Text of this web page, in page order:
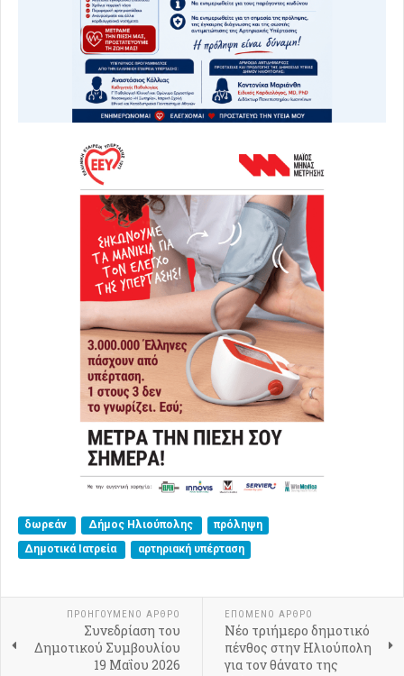
δωρεάν Δήμος Ηλιούπολης
πρόληψη
Δημοτικά Ιατρεία
αρτηριακή υπέρταση
ΠΡΟΗΓΟΎΜΕΝΟ ΑΡΘΡΟ
Συνεδρίαση του
Δημοτικού Συμβουλίου
19 Μαΐου 2026
ΕΠΟΜΕΝΟ ΑΡΘΡΟ
Νέο τριήμερο δημοτικό
πένθος στην Ηλιούπολη
για τον θάνατο της